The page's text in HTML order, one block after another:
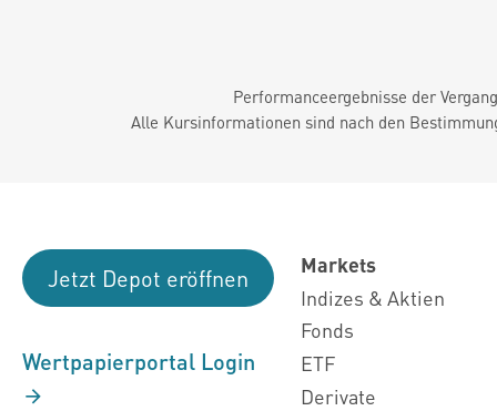
Performanceergebnisse der
Alle Kursinformationen sind nach den
Jetzt Depot eröffnen
Wertpapierportal Login
Markets
Indizes & Aktien
Fonds
ETF
Derivate